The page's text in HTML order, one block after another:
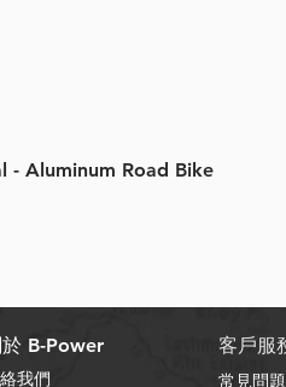
- Aluminum Road Bike
B-Power 客戶服
我們 常見問題